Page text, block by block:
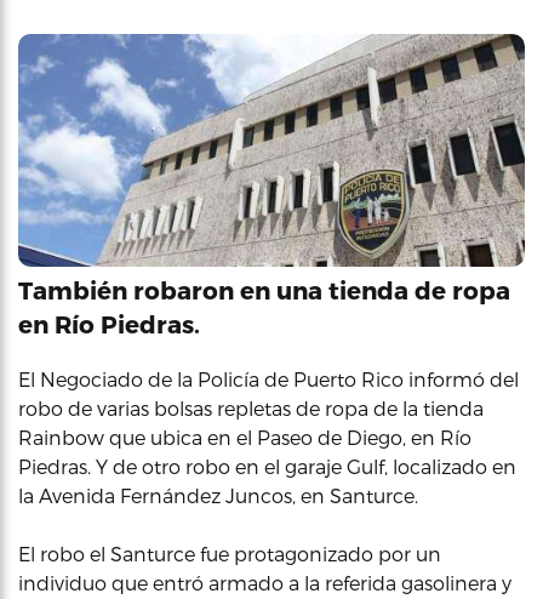
También robaron en una tienda de ropa
en Río Piedras.
El Negociado de la Policía de Puerto Rico informó del
robo de varias bolsas repletas de ropa de la tienda
Rainbow que ubica en el Paseo de Diego, en Río
Piedras. Y de otro robo en el garaje Gulf, localizado en
la Avenida Fernández Juncos, en Santurce.
El robo el Santurce fue protagonizado por un
individuo que entró armado a la referida gasolinera y